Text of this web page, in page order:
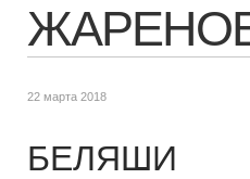
22 марта 2018
БЕЛЯШИ